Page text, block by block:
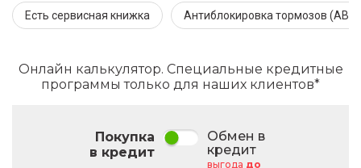
Есть сервисная книжка Антиблокировка тормозов (ABS)
Онлайн калькулятор. Специальные кредитные
программы только для наших клиентов*
Покупка
в кредит
Обмен в
кредит
выгода до